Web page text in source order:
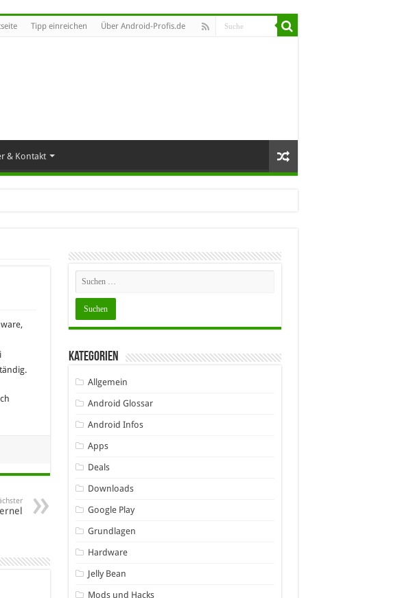
Tipp einreichen Über Android-Profis.de
& Kontakt
Kategorien
Allgemein
Android Glossar
Android Infos
Apps
Deals
Downloads
Google Play
Grundlagen
Hardware
Jelly Bean
Mods und Hacks